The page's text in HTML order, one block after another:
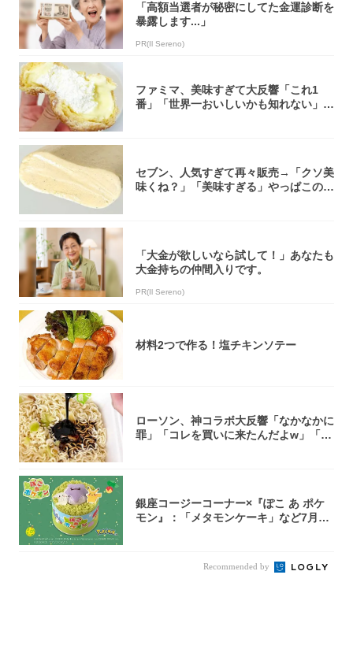
「高額当選者が秘密にしてた金運診断を
暴露します...」
PR(Il Sereno)
ファミマ、美味すぎて大反響「これ1
番」「世界一おいしいかも知れない」
セブン、人気すぎて再々販売→「クソ美
味くね？」「美味すぎる」やっぱこのク
「大金が欲しいなら試して！」あなたも
大金持ちの仲間入りです。
PR(Il Sereno)
材料2つで作る！塩チキンソテー
ローソン、神コラボ大反響「なかなかに
罪」「コレを買いに来たんだよw」「３
銀座コージーコーナー×『ぽこ あ ポケ
モン』：「メタモンケーキ」など7月31
Recommended by